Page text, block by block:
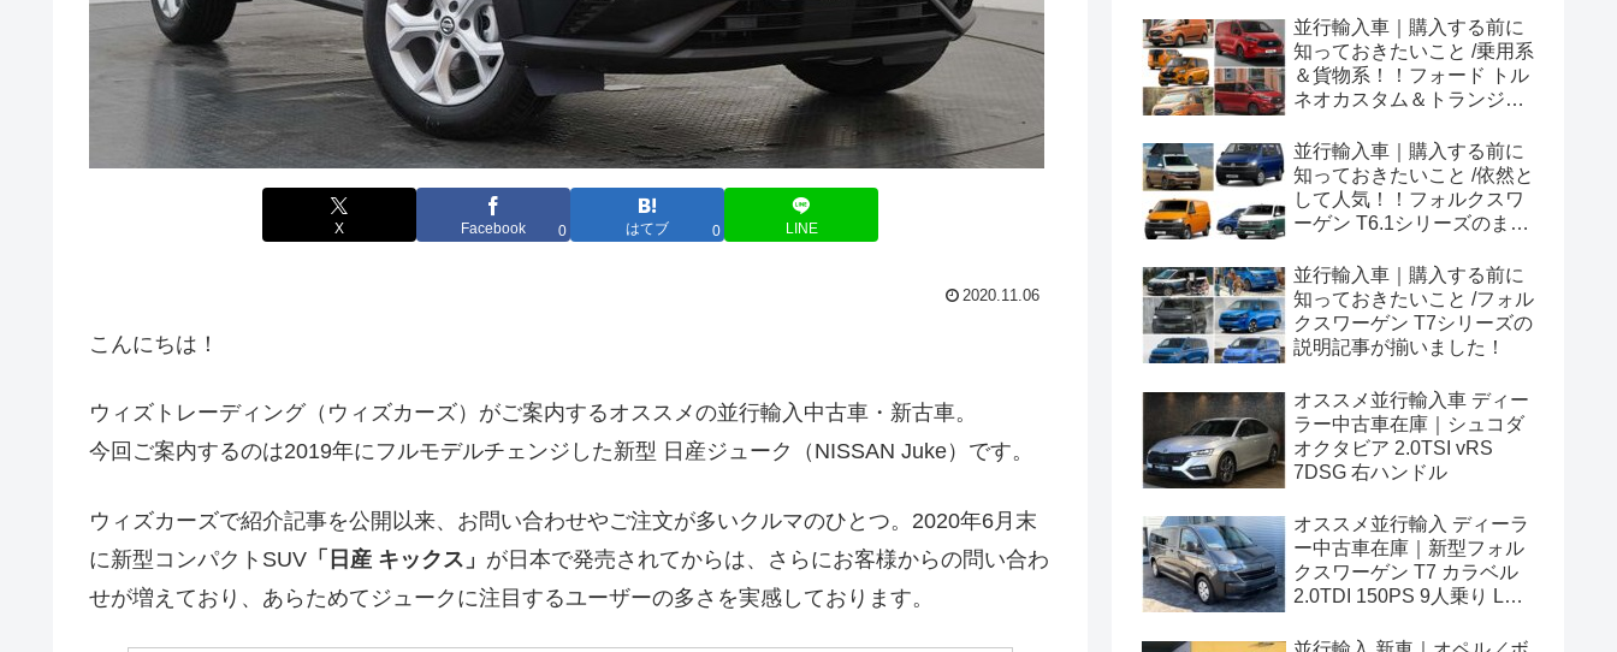
X Facebook 0 はてブ 0 LINE
2020.11.06
こんにちは！
ウィズトレーディング（ウィズカーズ）がご案内するオススメの並行輸入中古車・新古車。
今回ご案内するのは2019年にフルモデルチェンジした新型 日産ジューク（NISSAN Juke）です。
ウィズカーズで紹介記事を公開以来、お問い合わせやご注文が多いクルマのひとつ。2020年6月末
に新型コンパクトSUV 「日産 キックス」 が日本で発売されてからは、さらにお客様からの問い合わ
せが増えており、あらためてジュークに注目するユーザーの多さを実感しております。
め！
並行輸入車｜購入する前に
知っておきたいこと /乗用系
＆貨物系！！フォード トル
ネオカスタム＆トランジッ
め！
並行輸入車｜購入する前に
知っておきたいこと /依然と
して人気！！フォルクスワ
ーゲン T6.1シリーズのまと
並行輸入車｜購入する前に
知っておきたいこと /フォル
クスワーゲン T7シリーズの
説明記事が揃いました！
オススメ並行輸入車 ディー
ラー中古車在庫｜シュコダ
オクタビア 2.0TSI vRS
7DSG 右ハンドル
オススメ並行輸入 ディーラ
ー中古車在庫｜新型フォル
クスワーゲン T7 カラベル
2.0TDI 150PS 9人乗り LWB